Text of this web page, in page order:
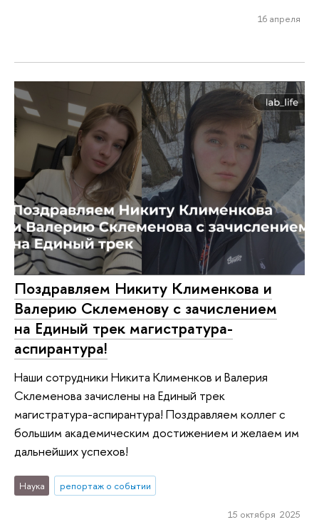
16 апреля
Поздравляем Никиту Клименкова и
Валерию Склеменову с зачислением
на Единый трек магистратура-
аспирантура!
Наши сотрудники Никита Клименков и Валерия
Склеменова зачислены на Единый трек
магистратура-аспирантура! Поздравляем коллег с
большим академическим достижением и желаем им
дальнейших успехов!
Наука репортаж о событии
15 октября 2025